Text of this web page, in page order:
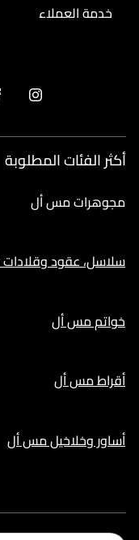
خدمة العملاء
أكثر الفئات المطلوبة
مجوهرات مس أل
سلاسل، عقود
خواتم مس أل
أقراط مس أل
أساور وخلاخيل مس أل